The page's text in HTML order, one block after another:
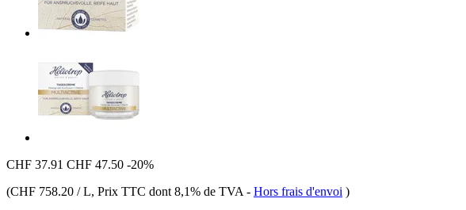
CHF 37.91 CHF 47.50 -20%
(CHF 758.20 / L, Prix TTC dont 8,1% de TVA - Hors frais d'envoi )